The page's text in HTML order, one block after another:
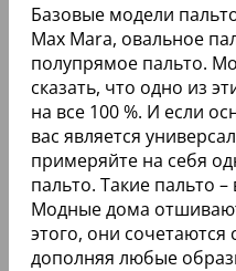
Базовые модели
Max Mara, овальное
полупрямое пальто.
сказать, что одно из
на все 100 %. И если
вас является
примеряйте на себя
пальто. Такие пальто
Модные дома
этого, они
дополняя любые